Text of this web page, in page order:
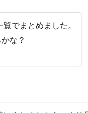
でまとめました。
な？